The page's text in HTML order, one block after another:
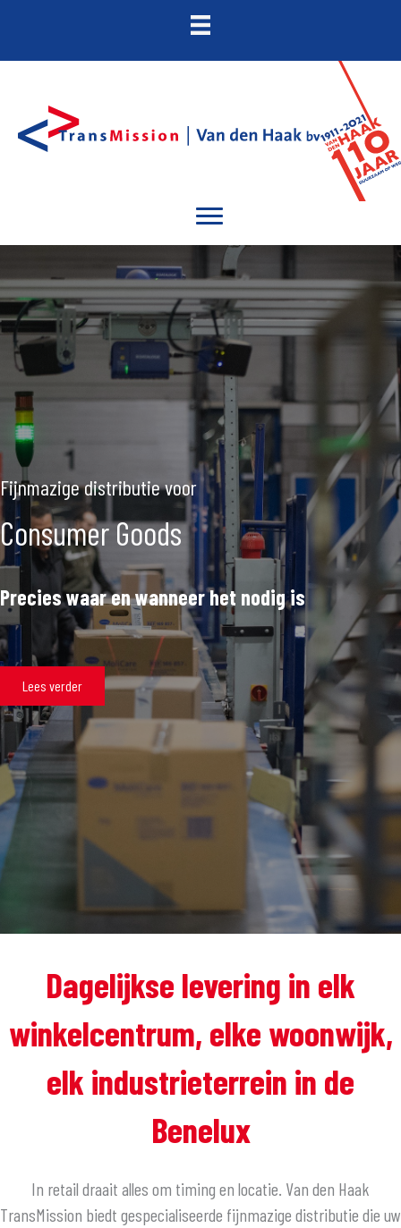
Fijnmazige distributie voor
Consumer Goods
Precies waar en wanneer het nodig is
Lees verder
Dagelijkse levering in elk
winkelcentrum, elke woonwijk,
elk industrieterrein in de
Benelux
In retail draait alles om timing en locatie. Van den Haak
TransMission biedt gespecialiseerde fijnmazige distributie die uw